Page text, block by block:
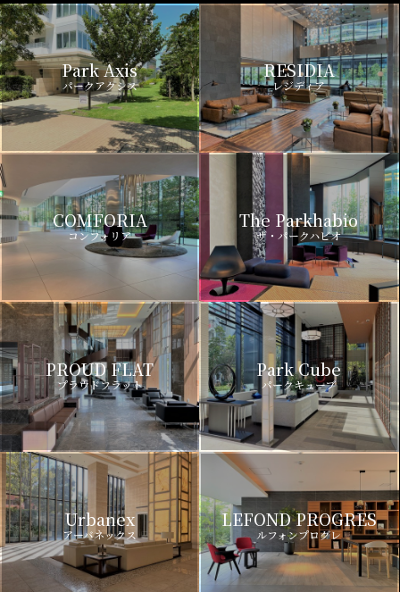
Park Axis
パークアクシス
RESIDIA
レジディア
COMFORIA
コンフォリア
The Parkhabio
ザ・パークハビオ
PROUD FLAT
プラウドフラット
Park Cube
パークキューブ
Urbanex
アーバネックス
LEFOND PROGRES
ルフォンプログレ